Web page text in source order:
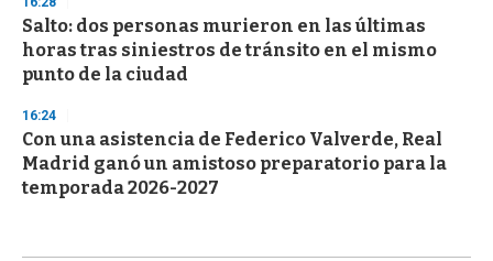
Salto: dos personas murieron en las últimas
horas tras siniestros de tránsito en el mismo
punto de la ciudad
16:24
Con una asistencia de Federico Valverde, Real
Madrid ganó un amistoso preparatorio para la
temporada 2026-2027